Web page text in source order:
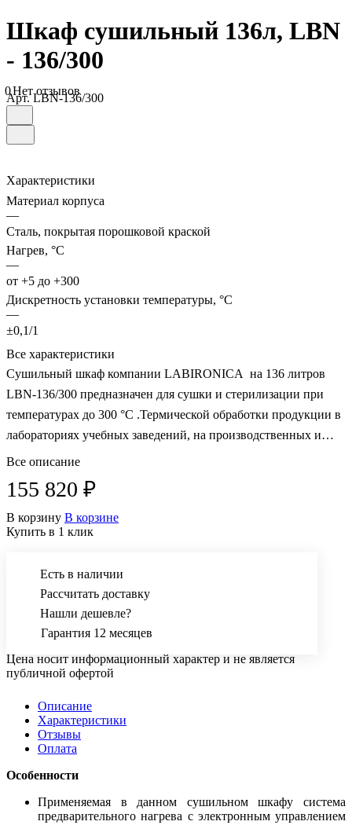
Шкаф сушильный 136л, LBN
- 136/300
0Нет отзывов
Арт.LBN-136/300
Характеристики
Материал корпуса
—
Сталь, покрытая порошковой краской
Нагрев, °С
—
от +5 до +300
Дискретность установки температуры, °С
—
±0,1/1
Все характеристики
Сушильный шкаф компании LABIRONICA на 136 литров
LBN-136/300 предназначен для сушки и стерилизации при
температурах до 300 °C .Термической обработки продукции в
лабораториях учебных заведений, на производственных и
горнодобывающих предприятиях, в медицинских
Все описание
155 820 ₽
В корзину В корзине
Купить в 1 клик
Есть в наличии
Рассчитать доставку
Нашли дешевле?
Гарантия 12 месяцев
Цена носит информационный характер и не является
публичной офертой
Описание
Характеристики
Отзывы
Оплата
Особенности
Применяемая в данном сушильном шкафу система
предварительного нагрева с электронным управлением